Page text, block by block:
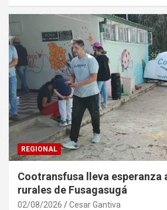
REGIONAL
Cootransfusa lleva esperanza
rurales de Fusagasugá
02/08/2026 Cesar Gantiva